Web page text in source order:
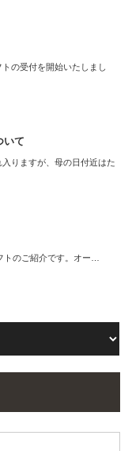
の受付を開始いたしまし
いて
入りますが、母の日付近はた
のご紹介です。オー…